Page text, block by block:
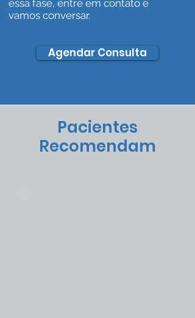
essa fase, entre em contato e
vamos conversar.
Agendar Consulta
Pacientes
Recomendam